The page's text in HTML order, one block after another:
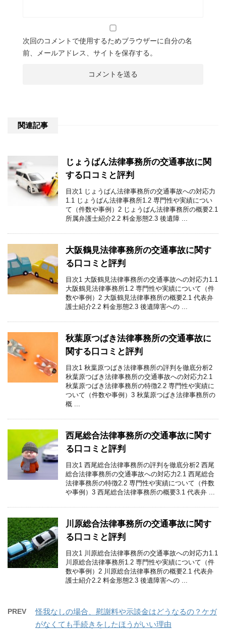
次回のコメントで使用するためブラウザーに自分の名
前、メールアドレス、サイトを保存する。
関連記事
じょうばん法律事務所の交通事故に関
する口コミと評判
目次1 じょうばん法律事務所の交通事故への対応力
1.1 じょうばん法律事務所1.2 専門性や実績につい
て（件数や事例）2 じょうばん法律事務所の概要2.1
所属弁護士紹介2.2 料金形態2.3 後遺障 ...
大阪鶴見法律事務所の交通事故に関す
る口コミと評判
目次1 大阪鶴見法律事務所の交通事故への対応力1.1
大阪鶴見法律事務所1.2 専門性や実績について（件
数や事例）2 大阪鶴見法律事務所の概要2.1 代表弁
護士紹介2.2 料金形態2.3 後遺障害への ...
秋葉原つばき法律事務所の交通事故に
関する口コミと評判
目次1 秋葉原つばき法律事務所の評判を徹底分析2
秋葉原つばき法律事務所の交通事故への対応力2.1
秋葉原つばき法律事務所の特徴2.2 専門性や実績に
ついて（件数や事例）3 秋葉原つばき法律事務所の
概 ...
西尾総合法律事務所の交通事故に関す
る口コミと評判
目次1 西尾総合法律事務所の評判を徹底分析2 西尾
総合法律事務所の交通事故への対応力2.1 西尾総合
法律事務所の特徴2.2 専門性や実績について（件数
や事例）3 西尾総合法律事務所の概要3.1 代表弁 ...
川原総合法律事務所の交通事故に関す
る口コミと評判
目次1 川原総合法律事務所の交通事故への対応力1.1
川原総合法律事務所1.2 専門性や実績について（件
数や事例）2 川原総合法律事務所の概要2.1 代表弁
護士紹介2.2 料金形態2.3 後遺障害への ...
PREV
怪我なしの場合、慰謝料や示談金はどうなるの？ケガ
がなくても手続きをしたほうがいい理由